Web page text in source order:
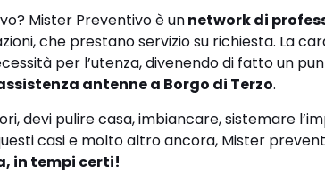
Mister Preventivo è unnetwork di
che prestano servizio su richiesta. La
per l’utenza, divenendo di fatto un
antenne a Borgo di Terzo.
devi pulire casa, imbiancare, sistemare
casi e molto altro ancora, Mister
in tempi certi!